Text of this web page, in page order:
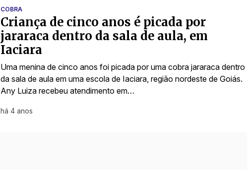
COBRA
Criança de cinco anos é picada por
jararaca dentro da sala de aula, em
Iaciara
Uma menina de cinco anos foi picada por uma cobra jararaca dentro
da sala de aula em uma escola de Iaciara, região nordeste de Goiás.
Any Luiza recebeu atendimento em…
há 4 anos